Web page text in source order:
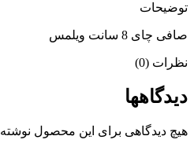
توضیحات
صافی چای 8 سانت ویلمس
نظرات (0)
دیدگاهها
هیچ دیدگاهی برای این محصول